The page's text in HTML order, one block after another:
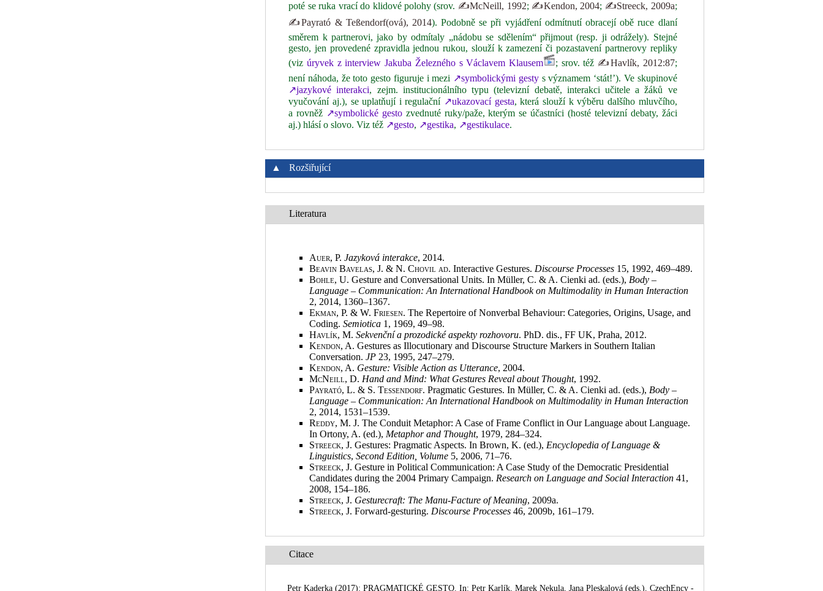
poté se ruka vrací do klidové polohy (srov. ✍McNeill, 1992; ✍Kendon, 2004; ✍Streeck, 2009a;
✍Payrató & Teßendorf(ová), 2014). Podobně se při vyjádření odmítnutí obracejí obě ruce dlaní
směrem k partnerovi, jako by odmítaly „nádobu se sdělením“ přijmout (resp. ji odrážely). Stejné
gesto, jen provedené zpravidla jednou rukou, slouží k zamezení či pozastavení partnerovy repliky
(viz úryvek z interview Jakuba Železného s Václavem Klausem ; srov. též ✍Havlík, 2012:87;
není náhoda, že toto gesto figuruje i mezi ↗symbolickými gestys významem ‘stát!’). Ve skupinové
↗jazykové interakci, zejm. institucionálního typu (televizní debatě, interakci učitele a žáků ve
vyučování aj.), se uplatňují i regulační ↗ukazovací gesta, která slouží k výběru dalšího mluvčího,
a rovněž ↗symbolické gestozvednuté ruky/paže, kterým se účastníci (hosté televizní debaty, žáci
aj.) hlásí o slovo. Viz též ↗gesto, ↗gestika, ↗gestikulace.
▲ Rozšiřující
Literatura
Auer, P.Jazyková interakce, 2014.
Beavin Bavelas, J. & N. Chovil ad. Interactive Gestures. Discourse Processes 15, 1992, 469–489.
Bohle, U.Gesture and Conversational Units. In Müller, C. & A. Cienki ad. (eds.), Body –
Language – Communication: An International Handbook on Multimodality in Human Interaction
2, 2014, 1360–1367.
Ekman, P. & W. Friesen. The Repertoire of Nonverbal Behaviour: Categories, Origins, Usage, and
Coding.Semiotica 1, 1969, 49–98.
Havlík, M.Sekvenční a prozodické aspekty rozhovoru. PhD. dis., FF UK, Praha, 2012.
Kendon, A.Gestures as Illocutionary and Discourse Structure Markers in Southern Italian
Conversation.JP 23, 1995, 247–279.
Kendon, A. Gesture: Visible Action as Utterance, 2004.
McNeill, D. Hand and Mind: What Gestures Reveal about Thought, 1992.
Payrató, L. & S. Teßendorf. Pragmatic Gestures. In Müller, C. & A. Cienki ad. (eds.), Body –
Language – Communication: An International Handbook on Multimodality in Human Interaction
2, 2014, 1531–1539.
Reddy, M.J. The Conduit Metaphor: A Case of Frame Conflict in Our Language about Language.
In Ortony, A. (ed.), Metaphor and Thought, 1979, 284–324.
Streeck, J.Gestures: Pragmatic Aspects. In Brown, K. (ed.), Encyclopedia of Language &
Linguistics,Second Edition, Volume 5, 2006, 71–76.
Streeck, J.Gesture in Political Communication: A Case Study of the Democratic Presidential
Candidates during the 2004 Primary Campaign. Research on Language and Social Interaction 41,
2008, 154–186.
Streeck, J. Gesturecraft: The Manu-Facture of Meaning, 2009a.
Streeck, J.Forward-gesturing. Discourse Processes 46, 2009b, 161–179.
Citace
Petr Kaderka (2017): PRAGMATICKÉ GESTO. In: Petr Karlík, Marek Nekula, Jana Pleskalová (eds.), CzechEncy -